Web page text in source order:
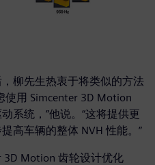
柳先生热衷于将类似的方法
使用 Simcenter 3D Motion
系统，”他说。“这将提供更
高车辆的整体 NVH 性能。”
3D Motion 齿轮设计优化